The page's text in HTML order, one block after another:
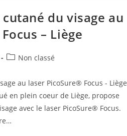
du visage au
– Liège
Non classé
au laser PicoSure® Focus - Liège
en plein coeur de Liège, propose
avec le laser PicoSure® Focus.